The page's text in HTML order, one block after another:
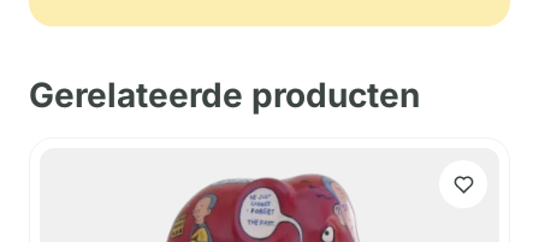
Gerelateerde producten